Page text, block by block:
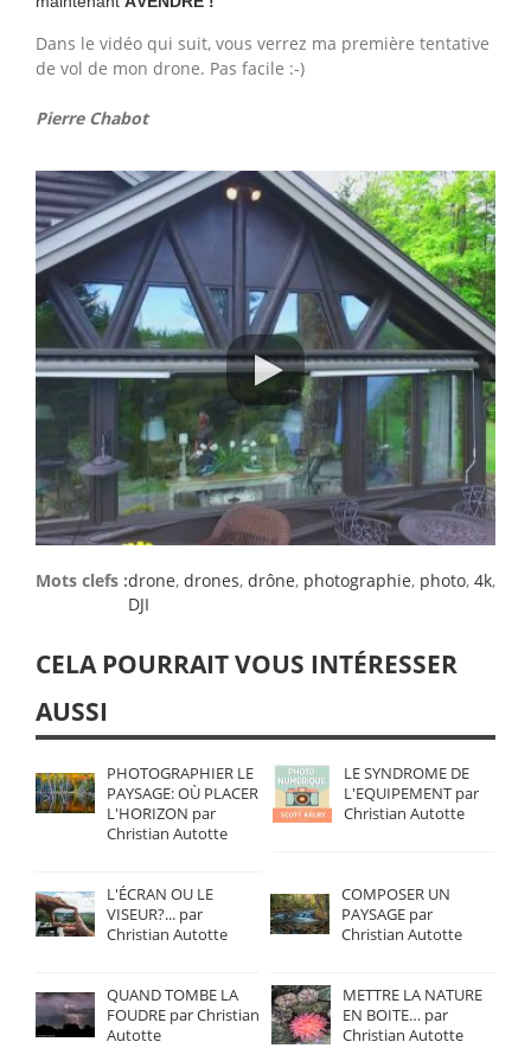
Dans le vidéo qui suit, vous verrez ma première tentative
de vol de mon drone. Pas facile :-)
​Pierre Chabot
Mots clefs :drone, drones, drône, photographie, photo, 4k,
DJI
CELA POURRAIT VOUS INTÉRESSER
AUSSI
PHOTOGRAPHIER LE
PAYSAGE: OÙ PLACER
L'HORIZON par
Christian Autotte
LE SYNDROME DE
L'EQUIPEMENT par
Christian Autotte
L'ÉCRAN OU LE
VISEUR?... par
Christian Autotte
COMPOSER UN
PAYSAGE par
Christian Autotte
QUAND TOMBE LA
FOUDRE par Christian
Autotte
METTRE LA NATURE
EN BOITE… par
Christian Autotte